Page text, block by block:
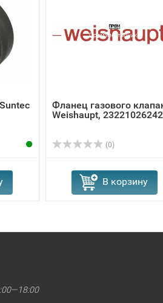
Фланец газового
Weishaupt, 23221026242
(0)
В корзину